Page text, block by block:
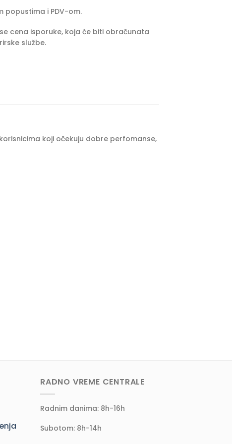
popustima i PDV-om.
cena isporuke, koja će biti obračunata
službe.
koji očekuju dobre perfomanse,
RADNO VREME CENTRALE
Radnim danima: 8h-16h
Subotom: 8h-14h